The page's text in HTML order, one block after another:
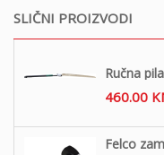
SLIČNI PROIZVODI
Ručna
460.00
Felco